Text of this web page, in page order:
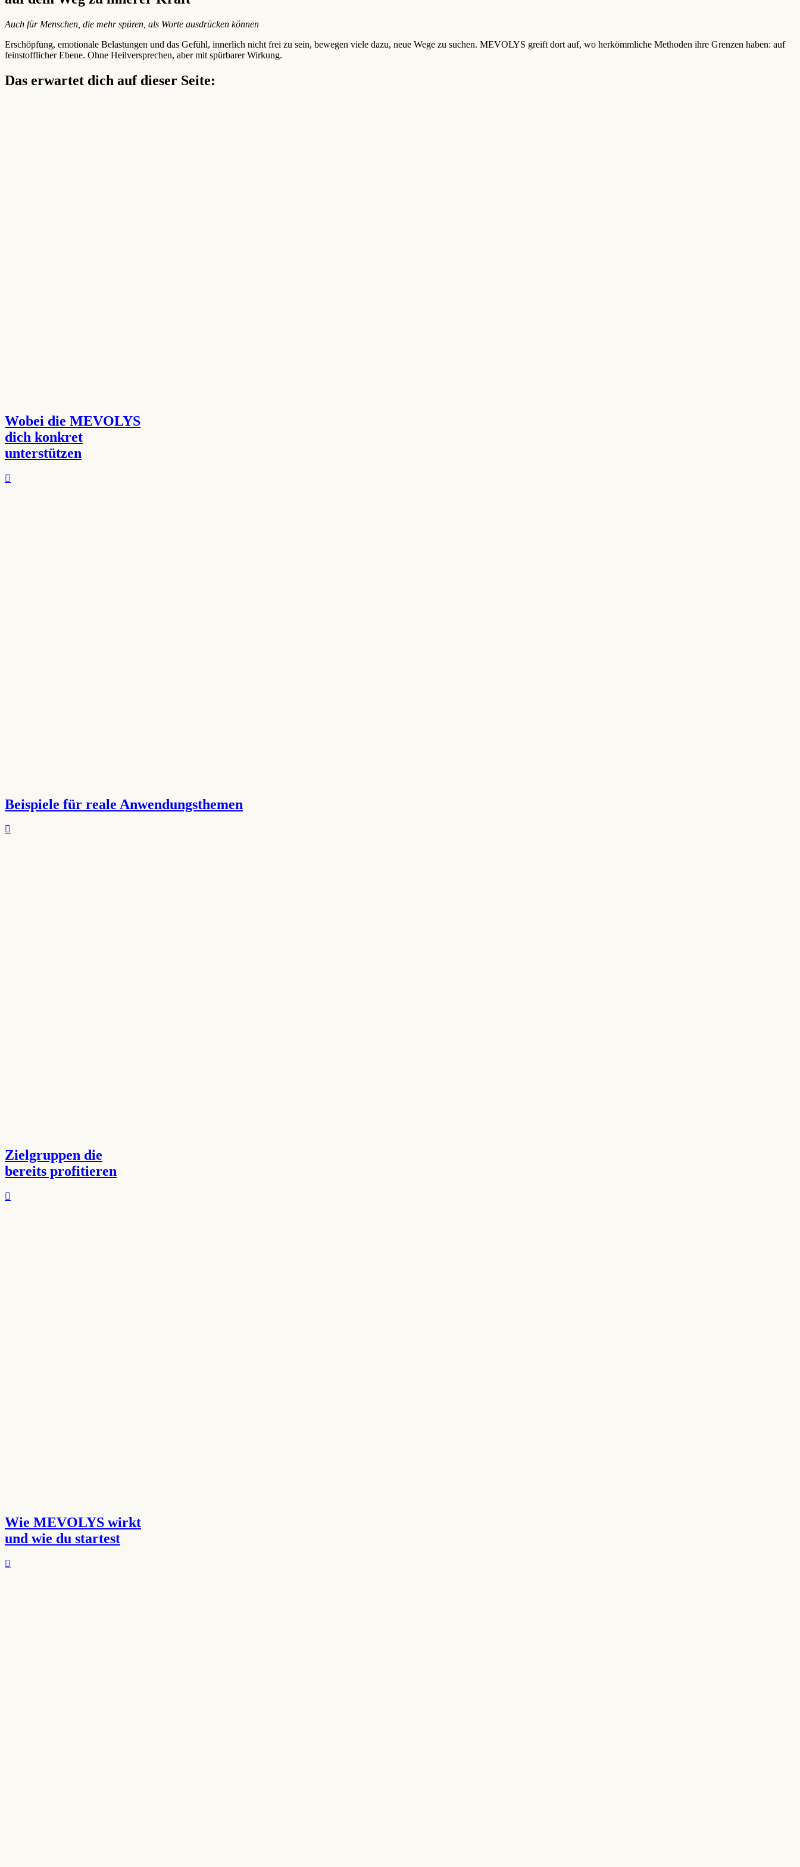
Auch für Menschen, die mehr spüren, als Worte ausdrücken können
Erschöpfung, emotionale Belastungen und das Gefühl, innerlich nicht frei zu sein, bewegen viele dazu, neue Wege zu suchen. MEVOLYS greift dort auf, wo herkömmliche Methoden ihre Grenzen haben: auf
feinstofflicher Ebene. Ohne Heilversprechen, aber mit spürbarer Wirkung.
Das erwartet dich auf dieser Seite:
Wobei die MEVOLYS
dich konkret
unterstützen
Beispiele für reale Anwendungsthemen
Zielgruppen die
bereits profitieren
Wie MEVOLYS wirkt
und wie du startest